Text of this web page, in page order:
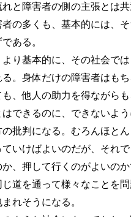
れと障害者の側の主張とは
の多くも、基本的には、
ある。
り基本的に、その社会で
。身体だけの障害者はも
、他人の助力を得ながら
できるのに、できないよ
の批判になる。むろんほと
ていけばよいのだが、それ
、押して行くのがよいの
道を通って様々なことを
れそうになる。